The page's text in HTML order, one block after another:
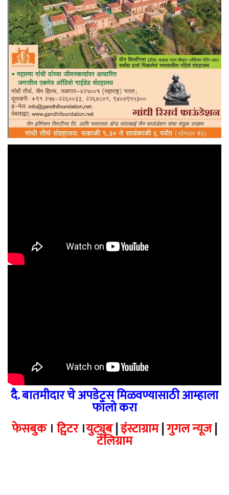
दै. बातमीदार चे अपडेट्स मिळवण्यासाठी आम्हाला
फॉलो करा
फेसबुक। ट्विटर।युट्युब|इंस्टाग्राम|गुगल न्यूज|
टेलिग्राम